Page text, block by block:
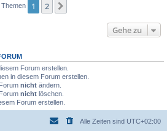
Themen 1 2
Gehe zu
Forum erstellen.
in diesem Forum erstellen.
nicht ändern.
nicht löschen.
Forum erstellen.
Alle Zeiten sind UTC+02:00